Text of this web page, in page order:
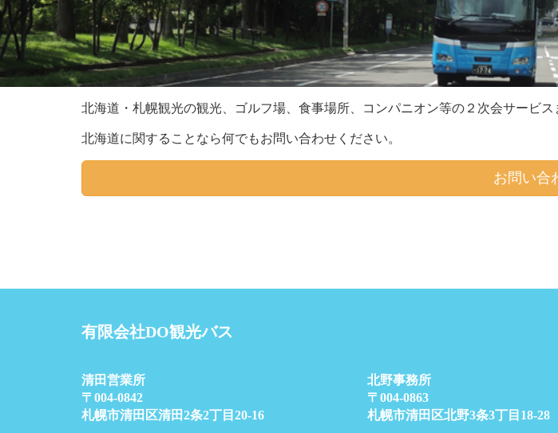
北海道・札幌観光の観光、ゴルフ場、食事場所、コンパニオン等の２次会サービ
北海道に関することなら何でもお問い合わせください。
お問い合
有限会社DO観光バス
清田営業所
〒004-0842
札幌市清田区清田2条2丁目20-16
北野事務所
〒004-0863
札幌市清田区北野3条3丁目18-28